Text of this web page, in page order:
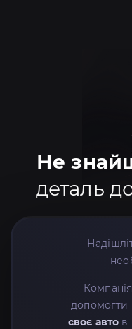
Не
деталь
своє авто в